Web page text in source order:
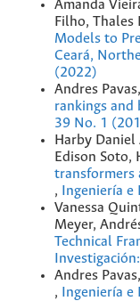
Amanda
Filho,
Models to
Ceará,
(2022)
Andres
rankings
39 No. 1
Harby Daniel
Edison Soto,
transformers
,
Ingeniería
Vanessa
Meyer,
Technical
Andres Pavas,
,
Ingeniería